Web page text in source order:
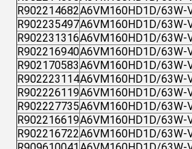
R902214682A6VM160HD1D/63W-
R902235497A6VM160HD1D/63W-
R902231316A6VM160HD1D/63W-
R902216940A6VM160HD1D/63W-
R902170583A6VM160HD1D/63W-
R902223114A6VM160HD1D/63W-
R902226119A6VM160HD1D/63W-
R902227735A6VM160HD1D/63W-
R902216619A6VM160HD1D/63W-
R902216722A6VM160HD1D/63W-